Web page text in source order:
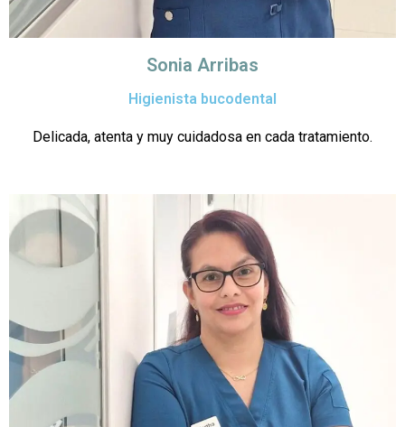
Sonia Arribas
Higienista bucodental
Delicada, atenta y muy cuidadosa en cada tratamiento.